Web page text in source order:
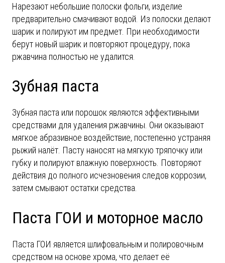
Нарезают небольшие полоски фольги, изделие
предварительно смачивают водой. Из полоски делают
шарик и полируют им предмет. При необходимости
берут новый шарик и повторяют процедуру, пока
ржавчина полностью не удалится.
Зубная паста
Зубная паста или порошок являются эффективными
средствами для удаления ржавчины. Они оказывают
мягкое абразивное воздействие, постепенно устраняя
рыжий налёт. Пасту наносят на мягкую тряпочку или
губку и полируют влажную поверхность. Повторяют
действия до полного исчезновения следов коррозии,
затем смывают остатки средства.
Паста ГОИ и моторное масло
Паста ГОИ является шлифовальным и полировочным
средством на основе хрома, что делает её